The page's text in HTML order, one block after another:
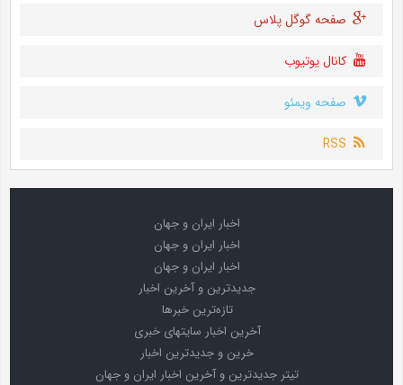
صفحه گوگل پلاس
کانال یوتیوب
صفحه ویمئو
RSS
اخبار ایران و جهان
اخبار ایران و جهان
اخبار ایران و جهان
جدیدترین و آخرین اخبار
تازه‌ترین خبرها
آخرین اخبار سایتهای خبری
خرین و جدیدترین اخبار
تیتر جدیدترین و آخرین اخبار ایران و جهان